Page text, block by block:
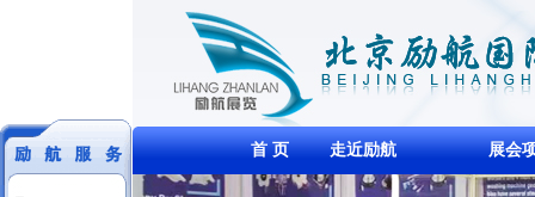
首 页 走近励航 展会